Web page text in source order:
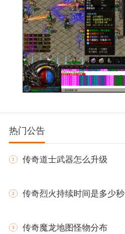
热门公告
传奇道士武器怎么升级
传奇烈火持续时间是多少秒
传奇魔龙地图怪物分布